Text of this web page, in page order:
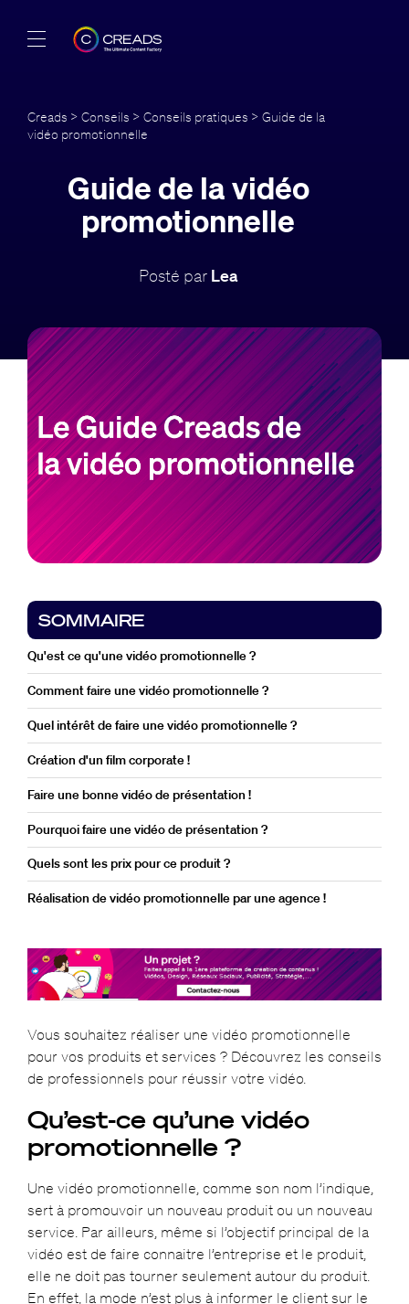
Offres
À propos
FR
Creads > Conseils > Conseils pratiques > Guide de la
vidéo promotionnelle
Guide de la vidéo
promotionnelle
Posté par Lea
SOMMAIRE
Qu'est ce qu'une vidéo promotionnelle ?
Comment faire une vidéo promotionnelle ?
Quel intérêt de faire une vidéo promotionnelle ?
Création d'un film corporate !
Faire une bonne vidéo de présentation !
Pourquoi faire une vidéo de présentation ?
Quels sont les prix pour ce produit ?
Réalisation de vidéo promotionnelle par une agence !
Vous souhaitez réaliser une vidéo promotionnelle
pour vos produits et services ? Découvrez les conseils
de professionnels pour réussir votre vidéo.
Qu’est-ce qu’une vidéo
promotionnelle ?
Une vidéo promotionnelle, comme son nom l’indique,
sert à promouvoir un nouveau produit ou un nouveau
service. Par ailleurs, même si l’objectif principal de la
vidéo est de faire connaitre l’entreprise et le produit,
elle ne doit pas tourner seulement autour du produit.
En effet, la mode n’est plus à informer le client sur le